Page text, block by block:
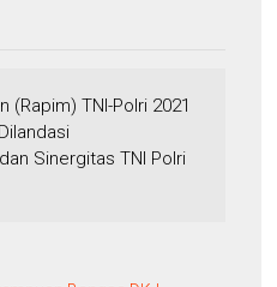
(Rapim) TNI-Polri 2021
Sinergitas TNI Polri